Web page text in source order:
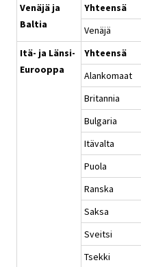
Venäjä ja
Baltia
Yhteensä
Venäjä
Itä- ja Länsi-
Eurooppa
Yhteensä
Alankomaat
Britannia
Bulgaria
Itävalta
Puola
Ranska
Saksa
Sveitsi
Tsekki